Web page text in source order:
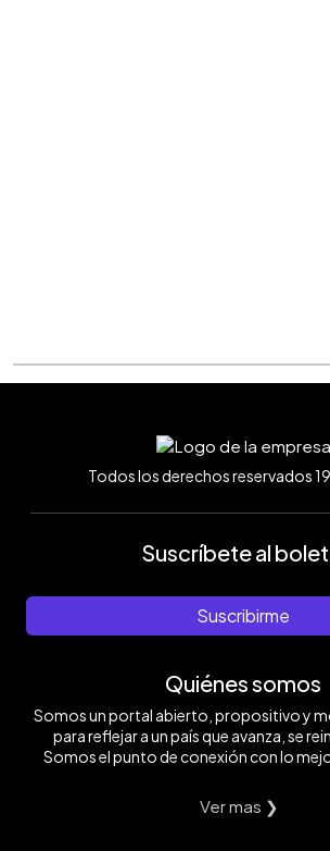
Todos los derechos reservados
Suscríbete al
Suscribirme
Quiénes somos
Somos un portal abierto, propositivo y
para reflejar a un país que avanza, se
Somos el punto de conexión con lo
Ver mas ❯